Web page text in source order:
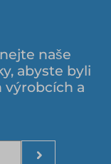
naše
abyste byli
výrobcích a